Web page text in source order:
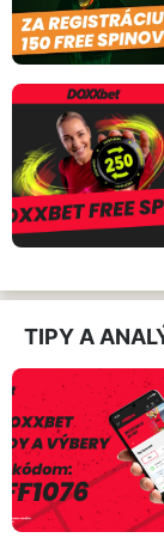
TIPY A